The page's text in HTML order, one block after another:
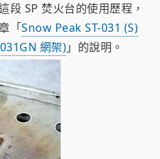
段 SP 焚火台的使用歷程，
「Snow Peak ST-031 (S)
網架)」的說明。